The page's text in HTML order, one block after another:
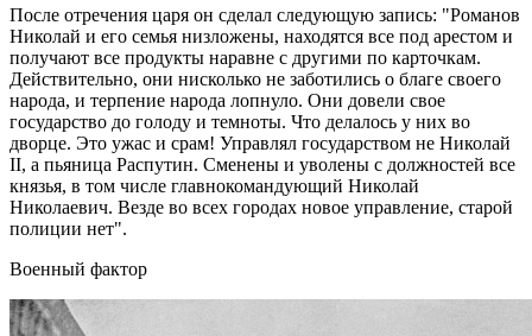
После отречения царя он сделал следующую запись: "Романов
Николай и его семья низложены, находятся все под арестом и
получают все продукты наравне с другими по карточкам.
Действительно, они нисколько не заботились о благе своего
народа, и терпение народа лопнуло. Они довели свое
государство до голоду и темноты. Что делалось у них во
дворце. Это ужас и срам! Управлял государством не Николай
II, а пьяница Распутин. Сменены и уволены с должностей все
князья, в том числе главнокомандующий Николай
Николаевич. Везде во всех городах новое управление, старой
полиции нет".
Военный фактор